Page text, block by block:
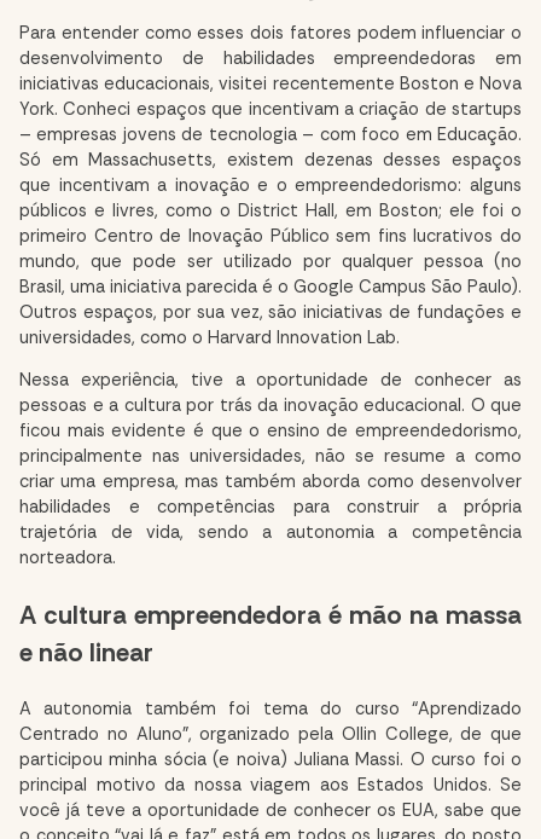
Para entender como esses dois fatores podem influenciar o
desenvolvimento de habilidades empreendedoras em
iniciativas educacionais, visitei recentemente Boston e Nova
York. Conheci espaços que incentivam a criação de startups
– empresas jovens de tecnologia – com foco em Educação.
Só em Massachusetts, existem dezenas desses espaços
que incentivam a inovação e o empreendedorismo: alguns
públicos e livres, como o District Hall, em Boston; ele foi o
primeiro Centro de Inovação Público sem fins lucrativos do
mundo, que pode ser utilizado por qualquer pessoa (no
Brasil, uma iniciativa parecida é o Google Campus São Paulo).
Outros espaços, por sua vez, são iniciativas de fundações e
universidades, como o Harvard Innovation Lab.
Nessa experiência, tive a oportunidade de conhecer as
pessoas e a cultura por trás da inovação educacional. O que
ficou mais evidente é que o ensino de empreendedorismo,
principalmente nas universidades, não se resume a como
criar uma empresa, mas também aborda como desenvolver
habilidades e competências para construir a própria
trajetória de vida, sendo a autonomia a competência
norteadora.
A cultura empreendedora é mão na massa
e não linear
A autonomia também foi tema do curso “Aprendizado
Centrado no Aluno”, organizado pela Ollin College, de que
participou minha sócia (e noiva) Juliana Massi. O curso foi o
principal motivo da nossa viagem aos Estados Unidos. Se
você já teve a oportunidade de conhecer os EUA, sabe que